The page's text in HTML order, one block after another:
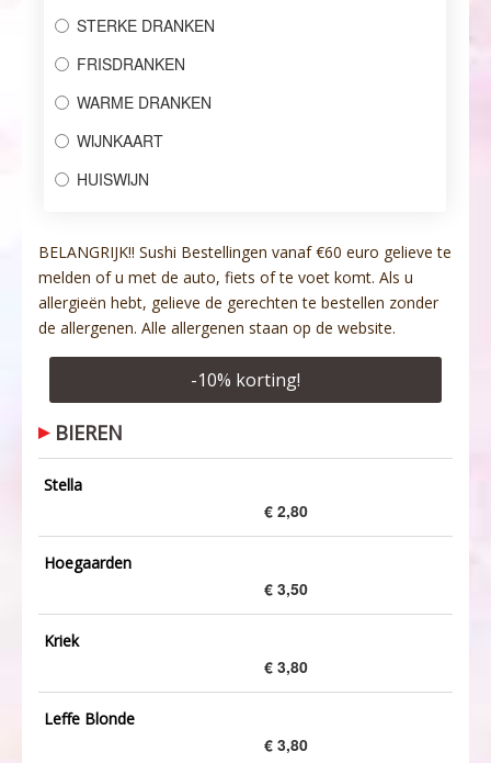
STERKE DRANKEN
FRISDRANKEN
WARME DRANKEN
WIJNKAART
HUISWIJN
BELANGRIJK!! Sushi Bestellingen vanaf €60 euro gelieve te
melden of u met de auto, fiets of te voet komt. Als u
allergieën hebt, gelieve de gerechten te bestellen zonder
de allergenen. Alle allergenen staan op de website.
-10% korting!
BIEREN
Stella
€ 2,80
Hoegaarden
€ 3,50
Kriek
€ 3,80
Leffe Blonde
€ 3,80